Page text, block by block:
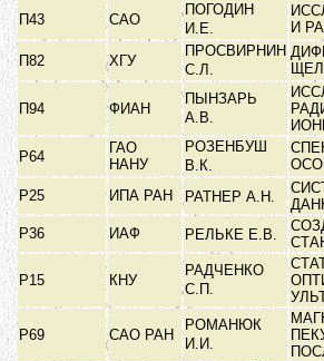
П43
САО
ПОГОДИН
И.Е.
И
П82
ХГУ
ПРОСВИРНИН
С.Л.
П94 ФИАН
ПЫНЗАРЬ
А.В.
Р64
ГАО
НАНУ
РОЗЕНБУШ
В.К.
Р25
ИПА РАН РАТНЕР А.Н.
Р36
ИАФ РЕЛЬКЕ Е.В.
Р15 КНУ
РАДЧЕНКО
С.П.
Р69 САО РАН
РОМАНЮК
И.И.